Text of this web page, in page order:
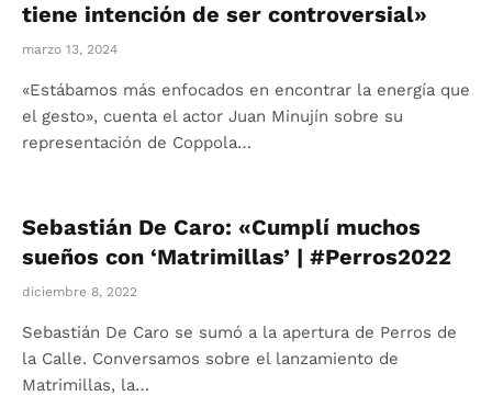
tiene intención de ser controversial»
marzo 13, 2024
«Estábamos más enfocados en encontrar la energía que
el gesto», cuenta el actor Juan Minujín sobre su
representación de Coppola…
Sebastián De Caro: «Cumplí muchos
sueños con ‘Matrimillas’ | #Perros2022
diciembre 8, 2022
Sebastián De Caro se sumó a la apertura de Perros de
la Calle. Conversamos sobre el lanzamiento de
Matrimillas, la…